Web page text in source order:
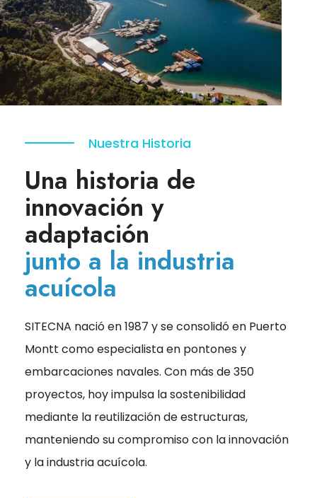
Nuestra Historia
Una historia de
innovación y
adaptación
junto a la industria
acuícola
SITECNA nació en 1987 y se consolidó en Puerto
Montt como especialista en pontones y
embarcaciones navales. Con más de 350
proyectos, hoy impulsa la sostenibilidad
mediante la reutilización de estructuras,
manteniendo su compromiso con la innovación
y la industria acuícola.